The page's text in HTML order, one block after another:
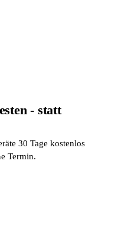
- statt
30 Tage kostenlos
Termin.